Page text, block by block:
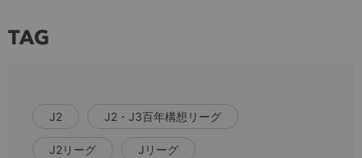
TAG
J2 J2・J3百年構想リーグ
J2リーグ Jリーグ